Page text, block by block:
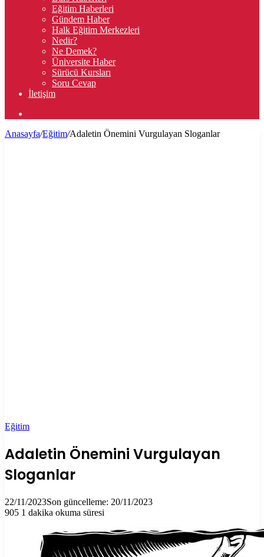
Eğitim Haberleri
Gündem Haber
Halk Eğitim Merkezleri
Nedir?
Ne Demek?
Üniversite Haber
Sürücü Kursları
Soru Cevap
İletişim
...
Anasayfa/Eğitim/Adaletin Önemini Vurgulayan Sloganlar
Eğitim
Adaletin Önemini Vurgulayan
Sloganlar
22/11/2023Son güncelleme: 20/11/2023
905 1 dakika okuma süresi